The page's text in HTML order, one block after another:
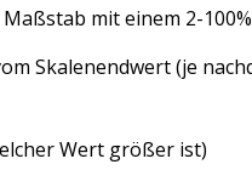
mit einem 2-
Skalenendwert (je
Wert größer ist)